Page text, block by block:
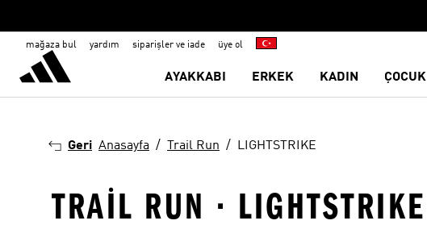
mağaza bul yardım siparişler ve iade üye ol
AYAKKABI ERKEK KADIN ÇOCUK
Geri Anasayfa Trail Run LIGHTSTRIKE
TRAIL RUN · LIGHTSTRIKE